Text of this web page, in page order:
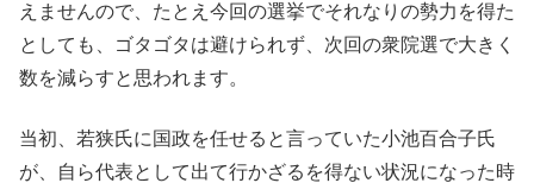
えませんので、たとえ今回の選挙でそれなりの勢力を得た
としても、ゴタゴタは避けられず、次回の衆院選で大きく
数を減らすと思われます。
当初、若狭氏に国政を任せると言っていた小池百合子氏
が、自ら代表として出て行かざるを得ない状況になった時